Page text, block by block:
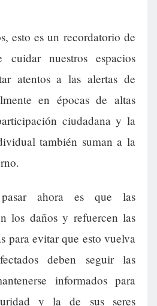
esto es un recordatorio de
nuestros espacios
atentos a las alertas de
en épocas de altas
ciudadana y la
también suman a la
ahora es que las
los daños y refuercen las
para evitar que esto vuelva
deben seguir las
informados para
y la de sus seres